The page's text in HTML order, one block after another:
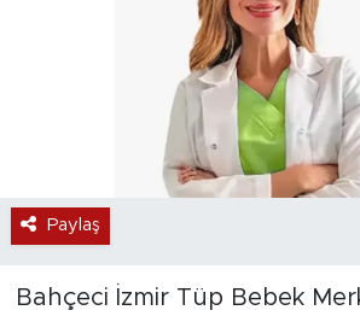
Paylaş
Bahçeci İzmir Tüp Bebek